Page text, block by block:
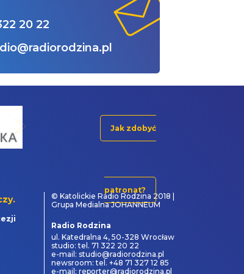
20 22
Jak zdobyć
patronat?
© Katolickie Radio Rodzina 2018 |
Grupa Medialna JOHANNEUM
Radio Rodzina
ul. Katedralna 4, 50-328 Wrocław
studio: tel. 71 322 20 22
e-mail: studio@radiorodzina.pl
newsroom: tel. +48 71 327 12 85
e-mail: reporter@radiorodzina.pl